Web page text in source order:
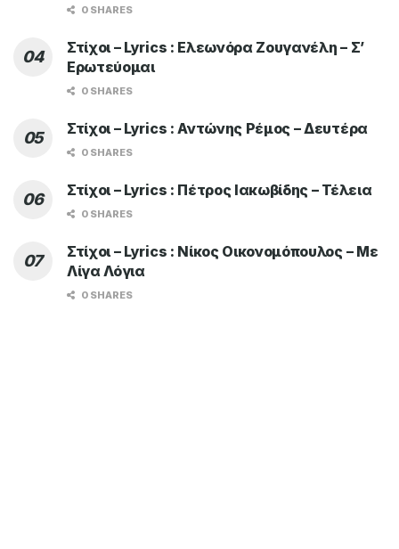
0 SHARES
Στίχοι – Lyrics : Ελεωνόρα Ζουγανέλη – Σ’
Ερωτεύομαι
0 SHARES
Στίχοι – Lyrics : Αντώνης Ρέμος – Δευτέρα
0 SHARES
Στίχοι – Lyrics : Πέτρος Ιακωβίδης – Τέλεια
0 SHARES
Στίχοι – Lyrics : Νίκος Οικονομόπουλος – Με
Λίγα Λόγια
0 SHARES